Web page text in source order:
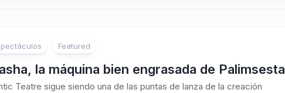
Featured
la máquina bien engrasada de Palimsesta
Teatre sigue siendo una de las puntas de lanza de la creación